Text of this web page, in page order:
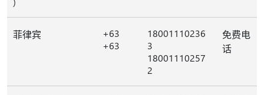
菲律宾
+63
+63
18001110236
3
18001110257
2
免费电
话